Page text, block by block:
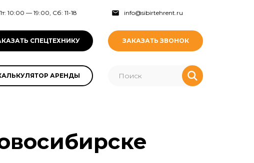
10:00 — 19:00, Сб: 11-18 info@sibirtehrent.ru
СПЕЦТЕХНИКУ ЗАКАЗАТЬ ЗВОНОК
АРЕНДЫ